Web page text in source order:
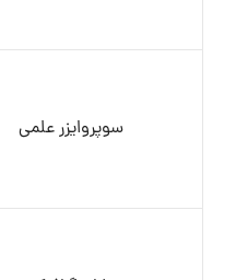
سوپروایزر علمی